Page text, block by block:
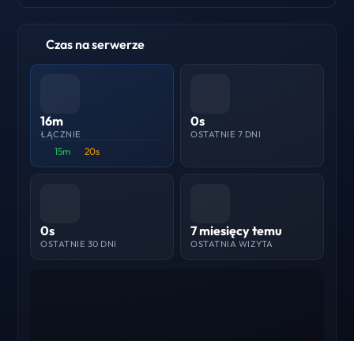
Czas na serwerze
16m
ŁĄCZNIE
15m 20s
0s
OSTATNIE 7 DNI
0s
OSTATNIE 30 DNI
7 miesięcy temu
OSTATNIA WIZYTA